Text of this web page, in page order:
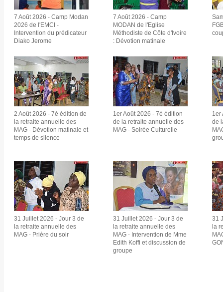
7 Août 2026 - Camp Modan
2026 de l'EMCI -
Intervention du prédicateur
Diako Jerome
7 Août 2026 - Camp
MODAN de l'Eglise
Méthodiste de Côte d'Ivoire
: Dévotion matinale
2 Août 2026 - 7è édition de
la retraite annuelle des
MAG - Dévotion matinale et
temps de silence
1er Août 2026 - 7è édition
de la retraite annuelle des
MAG - Soirée Culturelle
1er
de
31 Juillet 2026 - Jour 3 de
la retraite annuelle des
MAG - Prière du soir
31 Juillet 2026 - Jour 3 de
la retraite annuelle des
MAG - Intervention de Mme
Edith Koffi et discussion de
groupe
31
la